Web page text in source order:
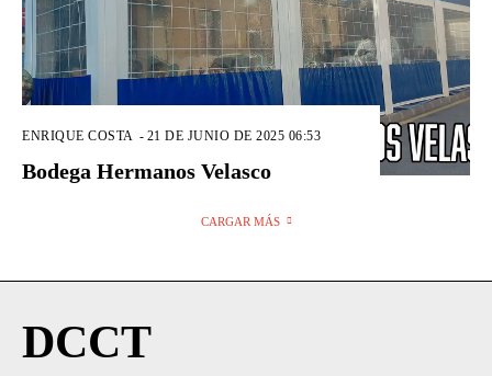
ENRIQUE COSTA - 21 DE JUNIO DE 2025 06:53
Bodega Hermanos Velasco
CARGAR MÁS
DCCT